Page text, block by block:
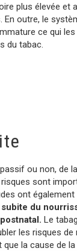
plus élevée et
En outre, le
ce qui
du tabac.
ou non, de
sont
ont
du
Le
les risques de
la cause de